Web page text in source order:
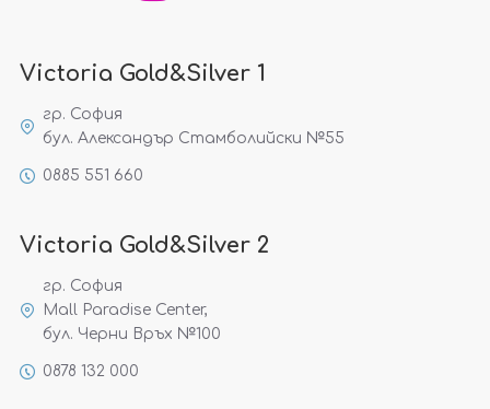
Victoria Gold&Silver 1
гр. София
бул. Александър Стамболийски №55
0885 551 660
Victoria Gold&Silver 2
гр. София
Mall Paradise Center,
бул. Черни Връх №100
0878 132 000